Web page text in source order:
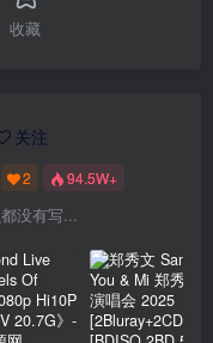
收藏
关注
2 94.5W+
没有写...